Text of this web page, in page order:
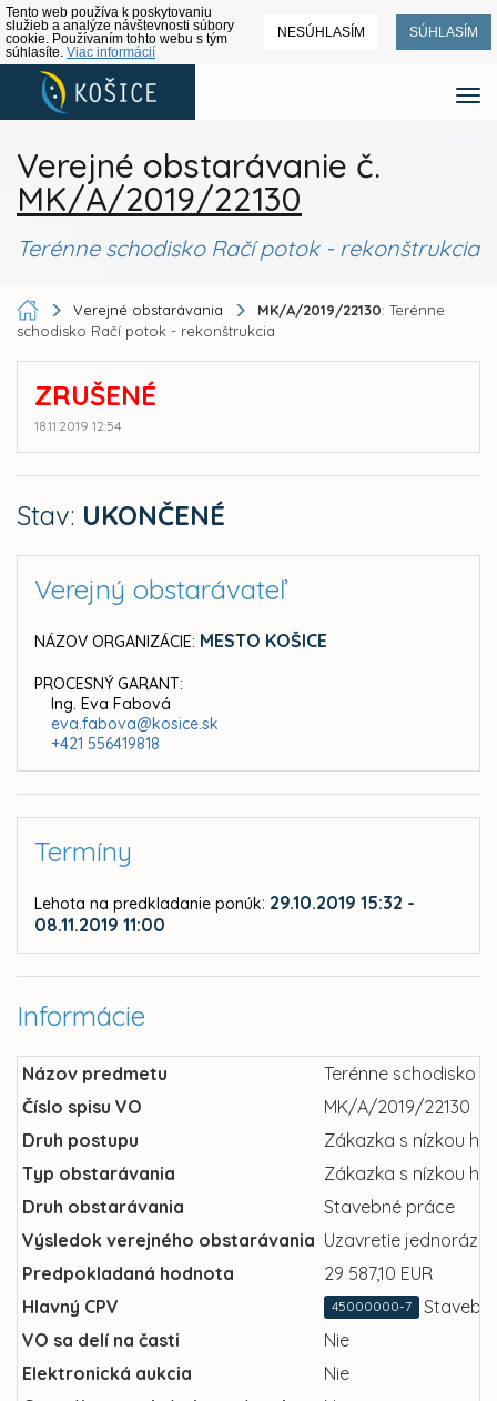
Tento web používa k poskytovaniu
služieb a analýze návštevnosti súbory
cookie. Používaním tohto webu s tým
súhlasíte. Viac informácií
NESÚHLASÍM SÚHLASÍM
Verejné obstarávanie č.
MK/A/2019/22130
Terénne schodisko Račí potok - rekonštrukcia
Verejné obstarávania MK/A/2019/22130: Terénne
schodisko Račí potok - rekonštrukcia
ZRUŠENÉ
18.11.2019 12:54
Stav: UKONČENÉ
Verejný obstarávateľ
NÁZOV ORGANIZÁCIE: MESTO KOŠICE
PROCESNÝ GARANT:
Ing. Eva Fabová
eva.fabova@kosice.sk
+421 556419818
Termíny
Lehota na predkladanie ponúk: 29.10.2019 15:32 -
08.11.2019 11:00
Informácie
Názov predmetu
Terénne schodisko
Číslo spisu VO
MK/A/2019/22130
Druh postupu
Zákazka s nízkou
Typ obstarávania
Zákazka s nízkou
Druh obstarávania
Stavebné práce
Výsledok verejného obstarávania Uzavretie
Predpokladaná hodnota
29 587,10 EUR
Hlavný CPV
45000000-7
VO sa delí na časti
Nie
Elektronická aukcia
Nie